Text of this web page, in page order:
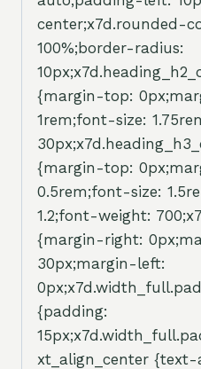
center;x7d.rounded-
100%;border-radius:
{margin-top:
1rem;font-size:
{margin-top:
0.5rem;font-size:
1.2;font-weight:
{margin-right:
30px;margin-left:
{padding:
xt_align_center {text-